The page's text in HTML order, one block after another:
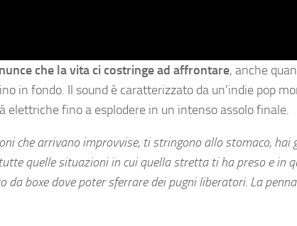
che la vita ci costringe ad affrontare, anche
in fondo. Il sound è caratterizzato da un’indie pop
fino a esplodere in un intenso assolo finale.
che arrivano improvvise, ti stringono allo stomaco, hai
quelle situazioni in cui quella stretta ti ha preso e in
da boxe dove poter sferrare dei pugni liberatori. La